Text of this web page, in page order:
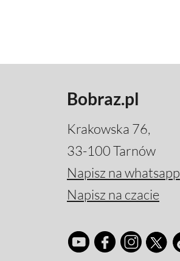
Bobraz.pl
Krakowska 76,
33-100 Tarnów
Napisz na whatsapp
Napisz na czacie